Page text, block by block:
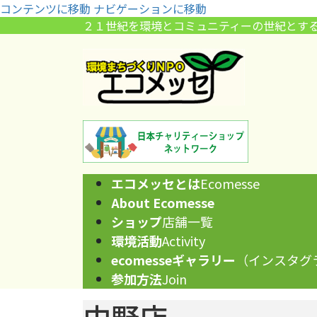
コンテンツに移動 ナビゲーションに移動
２１世紀を環境とコミュニティーの世紀とす
エコメッセとはEcomesse
About Ecomesse
ショップ店舗一覧
環境活動Activity
ecomesseギャラリー （インスタグ
参加方法Join